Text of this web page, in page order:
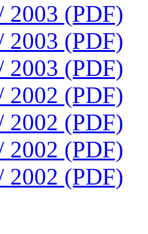
2003 (PDF)
2003 (PDF)
2003 (PDF)
2002 (PDF)
2002 (PDF)
2002 (PDF)
2002 (PDF)